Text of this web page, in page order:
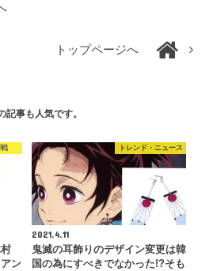
トップページへ
記事も人気です。
ン
トレンド・ニュース
2021.4.11
鬼滅の耳飾りのデザイン変更は韓
国の為にすべきでなかった!?そも